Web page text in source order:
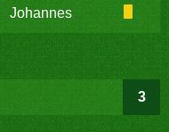
Johannes
3